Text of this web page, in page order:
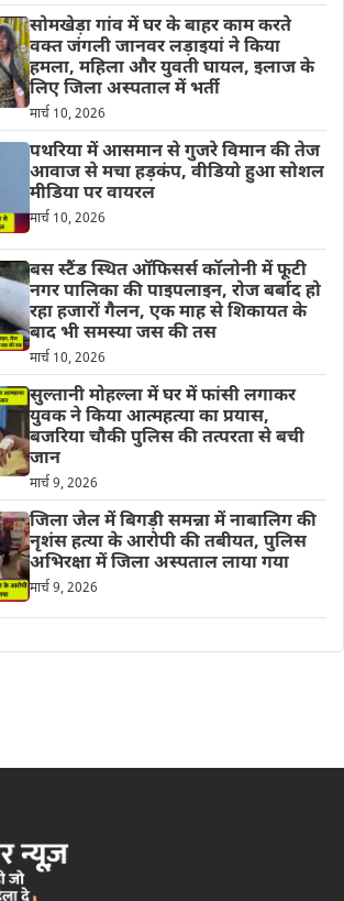
सोमखेड़ा गांव में घर के बाहर काम करते
वक्त जंगली जानवर लड़ाइयां ने किया
हमला, महिला और युवती घायल, इलाज के
लिए जिला अस्पताल में भर्ती
मार्च 10, 2026
पथरिया में आसमान से गुजरे विमान की तेज
आवाज से मचा हड़कंप, वीडियो हुआ सोशल
मीडिया पर वायरल
मार्च 10, 2026
बस स्टैंड स्थित ऑफिसर्स कॉलोनी में फूटी
नगर पालिका की पाइपलाइन, रोज बर्बाद हो
रहा हजारों गैलन, एक माह से शिकायत के
बाद भी समस्या जस की तस
मार्च 10, 2026
सुल्तानी मोहल्ला में घर में फांसी लगाकर
युवक ने किया आत्महत्या का प्रयास,
बजरिया चौकी पुलिस की तत्परता से बची
जान
मार्च 9, 2026
जिला जेल में बिगड़ी समन्ना में नाबालिग की
नृशंस हत्या के आरोपी की तबीयत, पुलिस
अभिरक्षा में जिला अस्पताल लाया गया
मार्च 9, 2026